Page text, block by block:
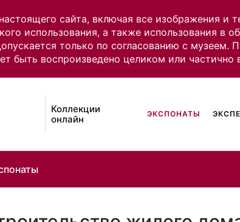
сайта, включая все изображения и
использования, а также использования в
только по согласованию с
быть воспроизведено целиком или
Коллекции
онлайн
ЭКСПОНАТЫ